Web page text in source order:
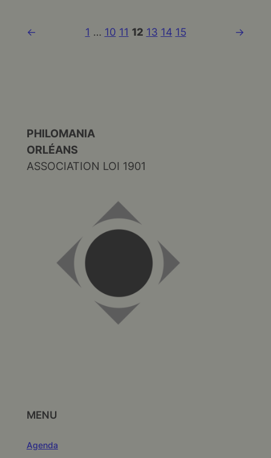
← 1 … 10 11 12 13 14 15 →
PHILOMANIA
ORLÉANS
ASSOCIATION LOI 1901
MENU
Agenda